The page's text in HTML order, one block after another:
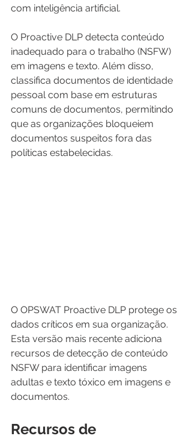
com inteligência artificial.
O Proactive DLP detecta conteúdo
inadequado para o trabalho (NSFW)
em imagens e texto. Além disso,
classifica documentos de identidade
pessoal com base em estruturas
comuns de documentos, permitindo
que as organizações bloqueiem
documentos suspeitos fora das
políticas estabelecidas.
O OPSWAT Proactive DLP protege os
dados críticos em sua organização.
Esta versão mais recente adiciona
recursos de detecção de conteúdo
NSFW para identificar imagens
adultas e texto tóxico em imagens e
documentos.
Recursos de